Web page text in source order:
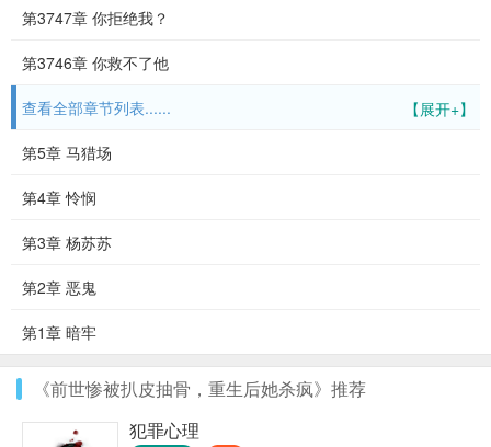
第3747章 你拒绝我？
第3746章 你救不了他
【展开+】
查看全部章节列表......
第5章 马猎场
第4章 怜悯
第3章 杨苏苏
第2章 恶鬼
第1章 暗牢
《前世惨被扒皮抽骨，重生后她杀疯》推荐
犯罪心理